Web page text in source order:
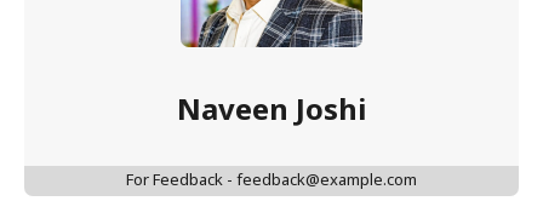
Naveen Joshi
For Feedback - feedback@example.com